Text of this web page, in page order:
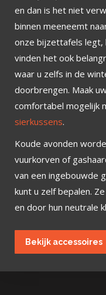
en dan is het niet
binnen meeneemt
onze bijzettafels legt,
vinden het ook
waar u zelfs in de
doorbrengen. Maak
comfortabel mogelijk
sierkussens.
Koude avonden
vuurkorven of
van een ingebouwde
kunt u zelf bepalen.
en door hun neutrale
Bekijk accessoires